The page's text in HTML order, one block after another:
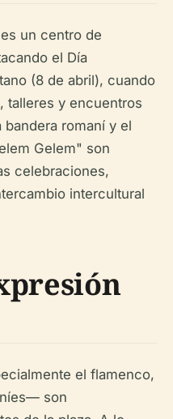
un centro de
el Día
(8 de abril), cuando
talleres y encuentros
romaní y el
Gelem" son
celebraciones,
intercultural
el flamenco,
son